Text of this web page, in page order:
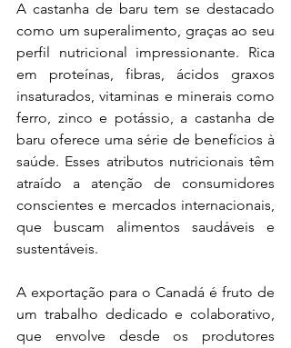
A castanha de baru tem se destacado
como um superalimento, graças ao seu
perfil nutricional impressionante. Rica
em proteínas, fibras, ácidos graxos
insaturados, vitaminas e minerais como
ferro, zinco e potássio, a castanha de
baru oferece uma série de benefícios à
saúde. Esses atributos nutricionais têm
atraído a atenção de consumidores
conscientes e mercados internacionais,
que buscam alimentos saudáveis e
sustentáveis.
A exportação para o Canadá é fruto de
um trabalho dedicado e colaborativo,
que envolve desde os produtores